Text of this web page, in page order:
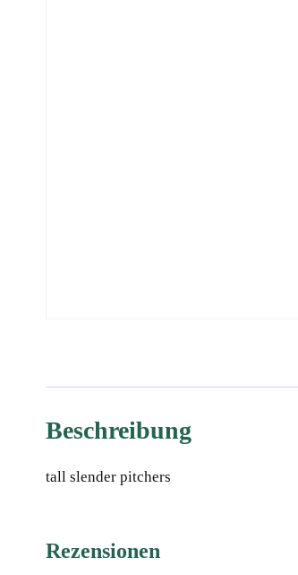
Beschreibung
tall slender pitchers
Rezensionen